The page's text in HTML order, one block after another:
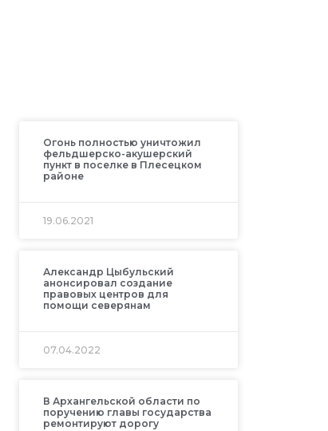
Огонь полностью уничтожил
фельдшерско-акушерский
пункт в поселке в Плесецком
районе
19.06.2021
Александр Цыбульский
анонсировал создание
правовых центров для
помощи северянам
07.04.2022
В Архангельской области по
поручению главы государства
ремонтируют дорогу